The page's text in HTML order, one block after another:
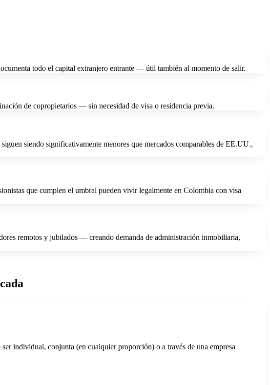
todo el capital extranjero entrante — útil también al momento de salir.
de copropietarios — sin necesidad de visa o residencia previa.
siendo significativamente menores que mercados comparables de EE.UU.,
que cumplen el umbral pueden vivir legalmente en Colombia con visa
remotos y jubilados — creando demanda de administración inmobiliaria,
individual, conjunta (en cualquier proporción) o a través de una empresa